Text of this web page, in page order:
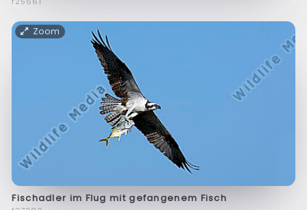
Zoom
Fischadler im Flug mit gefangenem Fisch